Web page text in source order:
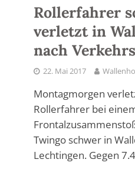
Rollerfahrer
verletzt in
nach
22. Mai 2017
Montagmorgen
Rollerfahrer bei
Twingo schwer in
Lechtingen. Gegen